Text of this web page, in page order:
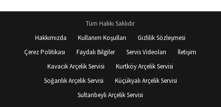
Tüm Hakkı Saklıdır
Hakkımızda
Kullanım Koşulları
Gizlilik Sözleşmesi
Çerez Politikası
Faydalı Bilgiler Servis Videoları
İletişim
Kavacık Arçelik Servisi
Kurtköy Arçelik Servisi
Soğanlık Arçelik Servisi
Küçükyalı Arçelik Servisi
Sultanbeyli Arçelik Servisi